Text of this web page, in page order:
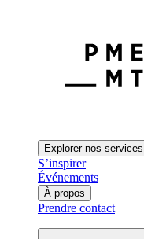
Explorer nos services
S’inspirer
Événements
À propos
Prendre contact